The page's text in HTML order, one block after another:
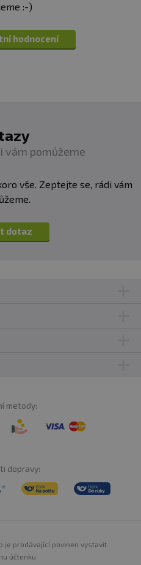
:-)
hodnocení
vám pomůžeme
vše. Zeptejte se, rádi vám
dotaz
metody:
dopravy:
je prodávající povinen vystavit
účtenku.